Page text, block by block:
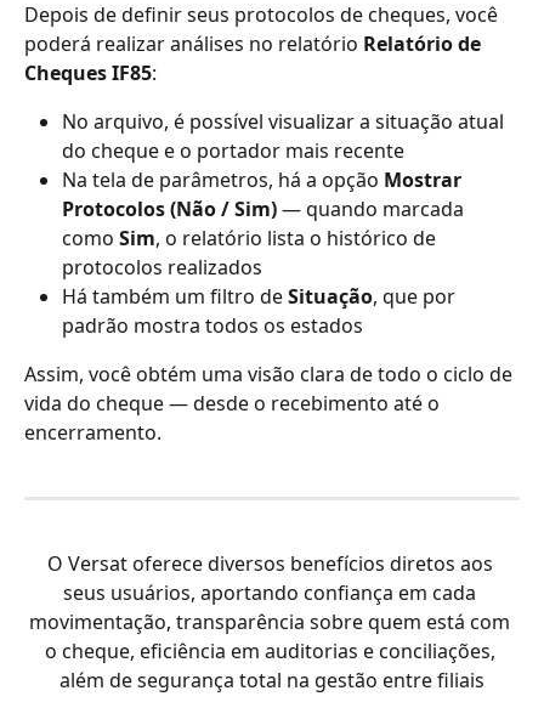
Depois de definir seus protocolos de cheques, você
poderá realizar análises no relatório Relatório de
Cheques IF85:
No arquivo, é possível visualizar a situação atual
do cheque e o portador mais recente
Na tela de parâmetros, há a opção Mostrar
Protocolos (Não / Sim) — quando marcada
como Sim, o relatório lista o histórico de
protocolos realizados
Há também um filtro de Situação, que por
padrão mostra todos os estados
Assim, você obtém uma visão clara de todo o ciclo de
vida do cheque — desde o recebimento até o
encerramento.
O Versat oferece diversos benefícios diretos aos
seus usuários, aportando confiança em cada
movimentação, transparência sobre quem está com
o cheque, eficiência em auditorias e conciliações,
além de segurança total na gestão entre filiais